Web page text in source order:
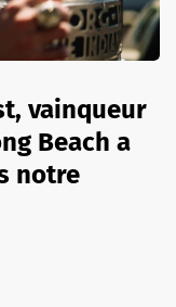
vainqueur
Beach a
notre